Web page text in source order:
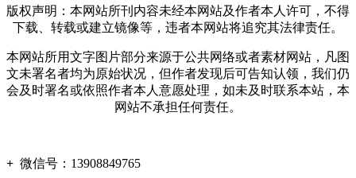
版权声明：本网站所刊内容未经本网站及作者本人许可，不得
下载、转载或建立镜像等，违者本网站将追究其法律责任。
本网站所用文字图片部分来源于公共网络或者素材网站，凡图
文未署名者均为原始状况，但作者发现后可告知认领，我们仍
会及时署名或依照作者本人意愿处理，如未及时联系本站，本
网站不承担任何责任。
+ 微信号： 13908849765